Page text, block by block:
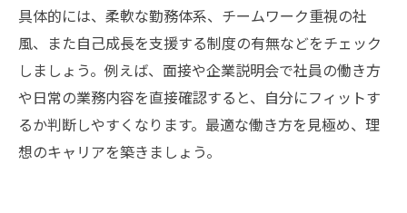
具体的には、柔軟な勤務体系、チームワーク重視の社
風、また自己成長を支援する制度の有無などをチェック
しましょう。例えば、面接や企業説明会で社員の働き方
や日常の業務内容を直接確認すると、自分にフィットす
るか判断しやすくなります。最適な働き方を見極め、理
想のキャリアを築きましょう。